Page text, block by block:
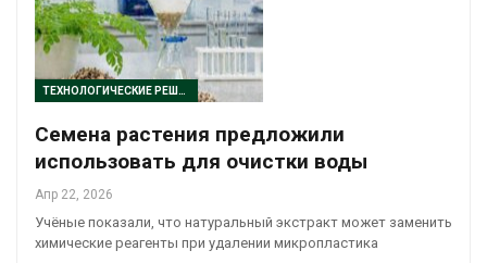
ТЕХНОЛОГИЧЕСКИЕ РЕШЕНИЯ
Семена растения предложили
использовать для очистки воды
Апр 22, 2026
Учёные показали, что натуральный экстракт может заменить
химические реагенты при удалении микропластика